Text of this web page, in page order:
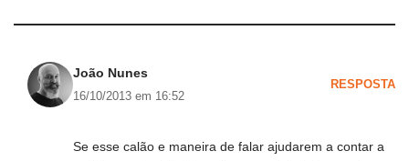
João Nunes
16/10/2013 em 16:52
RESPOSTA
Se esse calão e maneira de falar ajudarem a contar a